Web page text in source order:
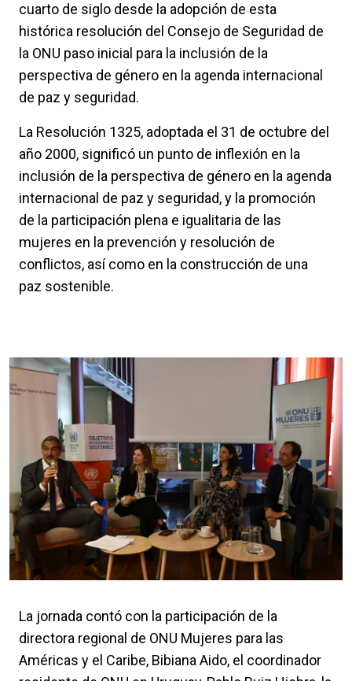
cuarto de siglo desde la adopción de esta
histórica resolución del Consejo de Seguridad de
la ONU paso inicial para la inclusión de la
perspectiva de género en la agenda internacional
de paz y seguridad.
La Resolución 1325, adoptada el 31 de octubre del
año 2000, significó un punto de inflexión en la
inclusión de la perspectiva de género en la agenda
internacional de paz y seguridad, y la promoción
de la participación plena e igualitaria de las
mujeres en la prevención y resolución de
conflictos, así como en la construcción de una
paz sostenible.
La jornada contó con la participación de la
directora regional de ONU Mujeres para las
Américas y el Caribe, Bibiana Aido, el coordinador